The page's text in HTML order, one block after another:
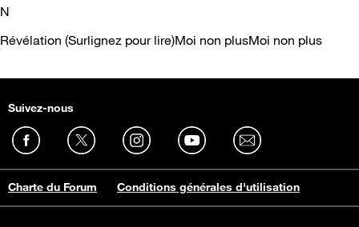
N
Révélation (Surlignez pour lire)Moi non plusMoi non plus
Suivez-nous
Charte du Forum Conditions générales d'utilisation